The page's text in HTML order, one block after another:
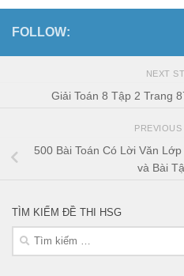
FOLLOW:
NEXT
Giải Toán 8 Tập 2 Trang
500 Bài Toán Có Lời Văn
và Bài
TÌM KIẾM ĐỀ THI HSG
Tìm